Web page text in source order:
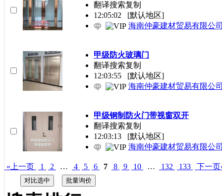
翻译搜索复制
12:05:02
[默认地区]
海南仲豪建材贸易有限公
甲级防火玻璃门
翻译搜索复制
12:03:55
[默认地区]
海南仲豪建材贸易有限公
甲级钢制防火门带视窗双开
翻译搜索复制
12:03:13
[默认地区]
海南仲豪建材贸易有限公
«上一页 1 2 … 4 5 6 7 8 9 10 … 132 133 下一